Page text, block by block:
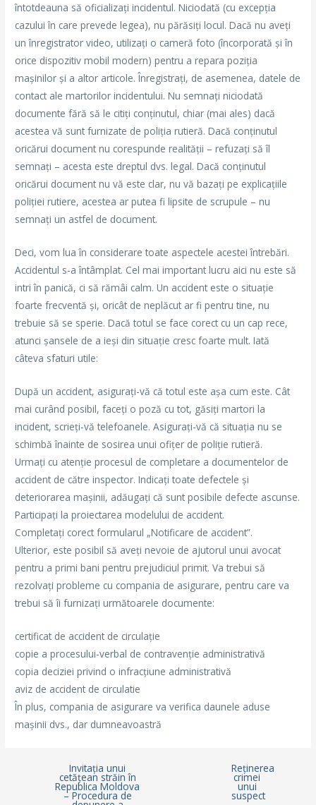
întotdeauna să oficializați incidentul. Niciodată (cu excepția
cazului în care prevede legea), nu părăsiți locul. Dacă nu aveți
un înregistrator video, utilizați o cameră foto (încorporată și în
orice dispozitiv mobil modern) pentru a repara poziția
mașinilor și a altor articole. Înregistrați, de asemenea, datele de
contact ale martorilor incidentului. Nu semnați niciodată
documente fără să le citiți conținutul, chiar (mai ales) dacă
acestea vă sunt furnizate de poliția rutieră. Dacă conținutul
oricărui document nu corespunde realității – refuzați să îl
semnați – acesta este dreptul dvs. legal. Dacă conținutul
oricărui document nu vă este clar, nu vă bazați pe explicațiile
poliției rutiere, acestea ar putea fi lipsite de scrupule – nu
semnați un astfel de document.
Deci, vom lua în considerare toate aspectele acestei întrebări.
Accidentul s-a întâmplat. Cel mai important lucru aici nu este să
intri în panică, ci să rămâi calm. Un accident este o situație
foarte frecventă și, oricât de neplăcut ar fi pentru tine, nu
trebuie să se sperie. Dacă totul se face corect cu un cap rece,
atunci șansele de a ieși din situație cresc foarte mult. Iată
câteva sfaturi utile:
După un accident, asigurați-vă că totul este așa cum este. Cât
mai curând posibil, faceți o poză cu tot, găsiți martori la
incident, scrieți-vă telefoanele. Asigurați-vă că situația nu se
schimbă înainte de sosirea unui ofițer de poliție rutieră.
Urmați cu atenție procesul de completare a documentelor de
accident de către inspector. Indicați toate defectele și
deteriorarea mașinii, adăugați că sunt posibile defecte ascunse.
Participați la proiectarea modelului de accident.
Completați corect formularul „Notificare de accident”.
Ulterior, este posibil să aveți nevoie de ajutorul unui avocat
pentru a primi bani pentru prejudiciul primit. Va trebui să
rezolvați probleme cu compania de asigurare, pentru care va
trebui să îi furnizați următoarele documente:
certificat de accident de circulație
copie a procesului-verbal de contravenție administrativă
copia deciziei privind o infracțiune administrativă
aviz de accident de circulatie
În plus, compania de asigurare va verifica daunele aduse
mașinii dvs., dar dumneavoastră
Invitația unui
cetățean străin în
Republica Moldova
– Procedura de
Reținerea
crimei
unui
suspect